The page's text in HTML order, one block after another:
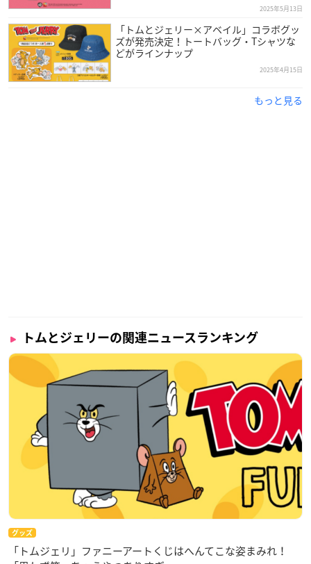
2025年5月13日
「トムとジェリー×アベイル」コラボグッ
ズが発売決定！トートバッグ・Tシャツな
どがラインナップ
2025年4月15日
もっと見る
トムとジェリーの関連ニュースランキング
グッズ
「トムジェリ」ファニーアートくじはへんてこな姿まみれ！